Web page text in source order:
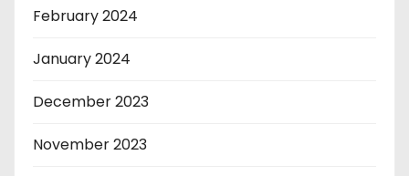
February 2024
January 2024
December 2023
November 2023